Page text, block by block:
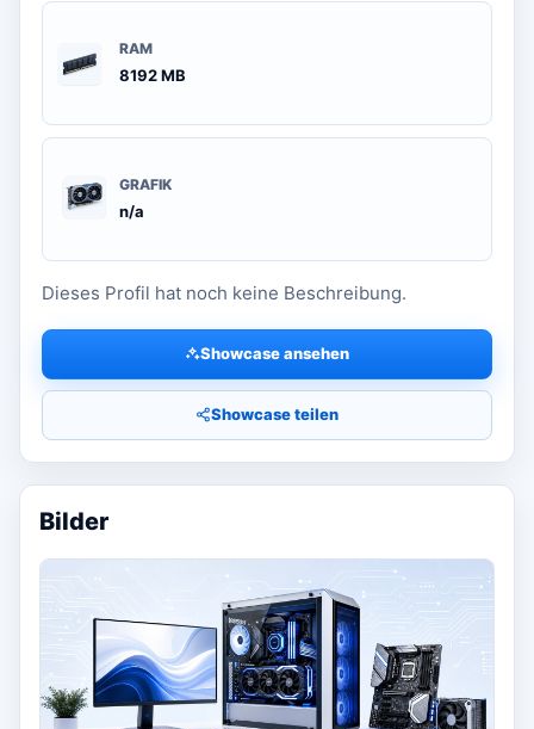
RAM
8192 MB
GRAFIK
n/a
Dieses Profil hat noch keine Beschreibung.
Showcase ansehen
Showcase teilen
Bilder